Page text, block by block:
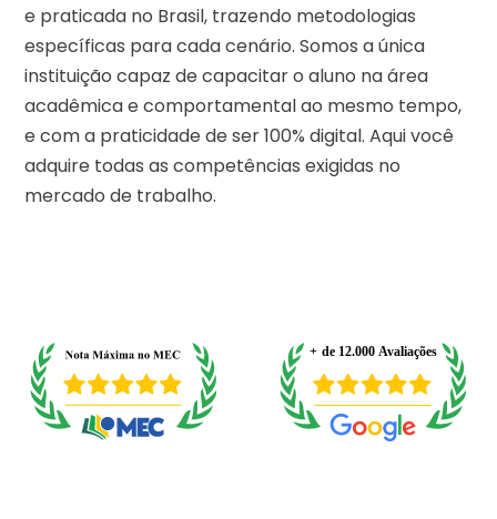
e praticada no Brasil, trazendo metodologias
específicas para cada cenário. Somos a única
instituição capaz de capacitar o aluno na área
acadêmica e comportamental ao mesmo tempo,
e com a praticidade de ser 100% digital. Aqui você
adquire todas as competências exigidas no
mercado de trabalho.